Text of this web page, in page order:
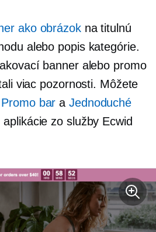
ako obrázokna titulnú
alebo popis kategórie.
banner alebo promo
viac pozornosti. Môžete
Promo bar aJednoduché
aplikácie zo služby Ecwid